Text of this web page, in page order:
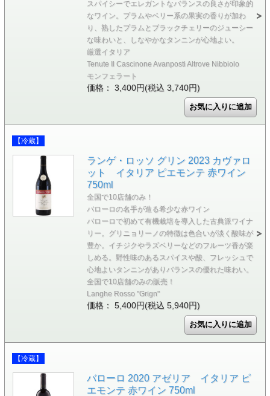
スパイシーでエレガントなバランスの良さが印象的
なワイン。プラムやベリー系の果実の香りが加わ
り、熟したプラムとブラックチェリーのジューシー
な味わいと、しなやかなタンニンが心地よい。
厳選イタリア
Tenute Il Cascinone Avanposti Altrove Nibbiolo
モンフェラート
価格： 3,400円(税込 3,740円)
【冷蔵】
ランゲ・ロッソ グリン 2023 カヴァロ
ット イタリア ピエモンテ 赤ワイン
750ml
全国で10店舗のみ！
バローロの名手が造る希少な赤ワイン
バローロで初めて有機栽培を導入した古典派ワイナ
リー。グリニョリーノの特徴は色合いが淡く酸味が
豊か。イチジクやラズベリーなどのフルーツ香が楽
しめる。野性味のあるスパイスや酸、フレッシュで
心地よいタンニンがありバランスの優れた味わい。
全国で10店舗のみの販売！
Langhe Rosso "Grign"
価格： 5,400円(税込 5,940円)
【冷蔵】
バローロ 2020 アゼリア イタリア ピ
エモンテ 赤ワイン 750ml